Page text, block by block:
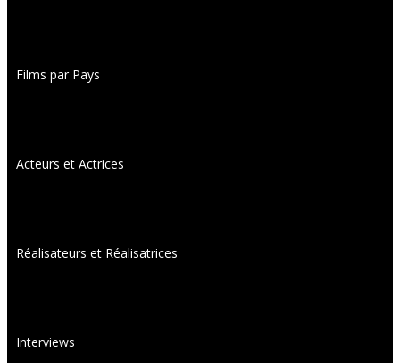
Films par Pays
Acteurs et Actrices
Réalisateurs et Réalisatrices
Interviews